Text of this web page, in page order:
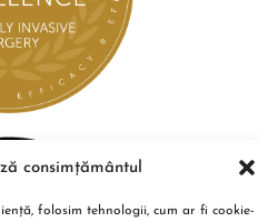
consimțământul
folosim tehnologii, cum ar fi cookie-